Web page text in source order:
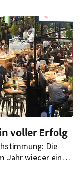
voller Erfolg
Die
Jahr wieder eine